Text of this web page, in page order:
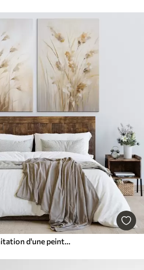
Peintures Épillets, imitation d'une peinture